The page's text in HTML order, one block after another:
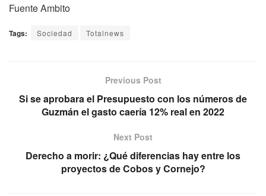
Fuente Ambito
Tags: Sociedad Totalnews
Previous Post
Si se aprobara el Presupuesto con los números de
Guzmán el gasto caería 12% real en 2022
Next Post
Derecho a morir: ¿Qué diferencias hay entre los
proyectos de Cobos y Cornejo?